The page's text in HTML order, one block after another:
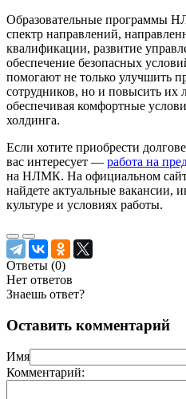
Образовательные программы
спектр направлений,
квалификации, развитие
обеспечение безопасных
помогают не только улучшить
сотрудников, но и повысить их
обеспечивая комфортные
холдинга.
Если хотите приобрести
вас интересует — работа на
на НЛМК. На официальном
найдете актуальные вакансии,
культуре и условиях работы.
Ответы (0)
Нет ответов
Знаешь ответ?
Оставить комментарий
Имя
Комментарий: